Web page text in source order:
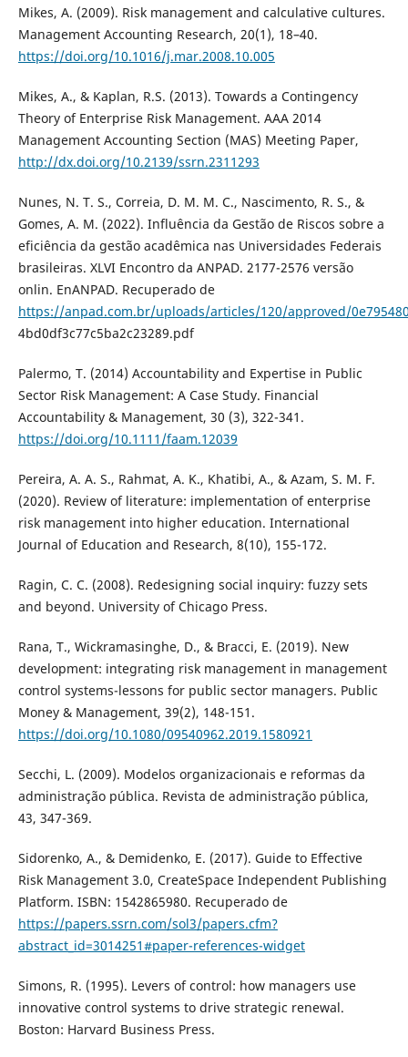
Mikes, A. (2009). Risk management and calculative cultures.
Management Accounting Research, 20(1), 18–40.
https://doi.org/10.1016/j.mar.2008.10.005
Mikes, A., & Kaplan, R.S. (2013). Towards a Contingency
Theory of Enterprise Risk Management. AAA 2014
Management Accounting Section (MAS) Meeting Paper,
http://dx.doi.org/10.2139/ssrn.2311293
Nunes, N. T. S., Correia, D. M. M. C., Nascimento, R. S., &
Gomes, A. M. (2022). Influência da Gestão de Riscos sobre a
eficiência da gestão acadêmica nas Universidades Federais
brasileiras. XLVI Encontro da ANPAD. 2177-2576 versão
onlin. EnANPAD. Recuperado de
https://anpad.com.br/uploads/articles/120/approved/
4bd0df3c77c5ba2c23289.pdf
Palermo, T. (2014) Accountability and Expertise in Public
Sector Risk Management: A Case Study. Financial
Accountability & Management, 30 (3), 322-341.
https://doi.org/10.1111/faam.12039
Pereira, A. A. S., Rahmat, A. K., Khatibi, A., & Azam, S. M. F.
(2020). Review of literature: implementation of enterprise
risk management into higher education. International
Journal of Education and Research, 8(10), 155-172.
Ragin, C. C. (2008). Redesigning social inquiry: fuzzy sets
and beyond. University of Chicago Press.
Rana, T., Wickramasinghe, D., & Bracci, E. (2019). New
development: integrating risk management in management
control systems-lessons for public sector managers. Public
Money & Management, 39(2), 148-151.
https://doi.org/10.1080/09540962.2019.1580921
Secchi, L. (2009). Modelos organizacionais e reformas da
administração pública. Revista de administração pública,
43, 347-369.
Sidorenko, A., & Demidenko, E. (2017). Guide to Effective
Risk Management 3.0, CreateSpace Independent Publishing
Platform. ISBN: 1542865980. Recuperado de
https://papers.ssrn.com/sol3/papers.cfm?
abstract_id=3014251#paper-references-widget
Simons, R. (1995). Levers of control: how managers use
innovative control systems to drive strategic renewal.
Boston: Harvard Business Press.